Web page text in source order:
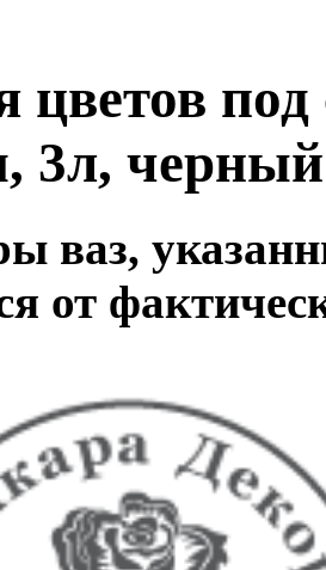
цветов
3л, черный
ваз,
от